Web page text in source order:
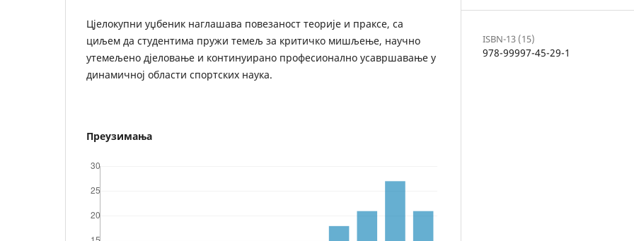
Цјелокупни уџбеник наглашава повезаност теорије и праксе, са
циљем да студентима пружи темељ за критичко мишљење, научно
утемељено дјеловање и континуирано професионално усавршавање у
динамичној области спортских наука.
Преузимања
ISBN-13 (15)
978-99997-45-29-1